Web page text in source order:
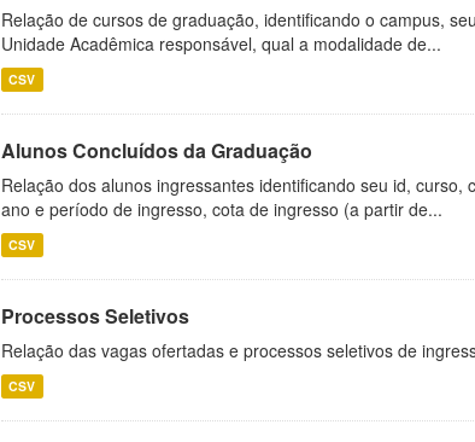
Relação de cursos de graduação, identificando o campus,
Unidade Acadêmica responsável, qual a modalidade de...
CSV
Alunos Concluídos da Graduação
Relação dos alunos ingressantes identificando seu id,
ano e período de ingresso, cota de ingresso (a partir de...
CSV
Processos Seletivos
Relação das vagas ofertadas e processos seletivos de
CSV